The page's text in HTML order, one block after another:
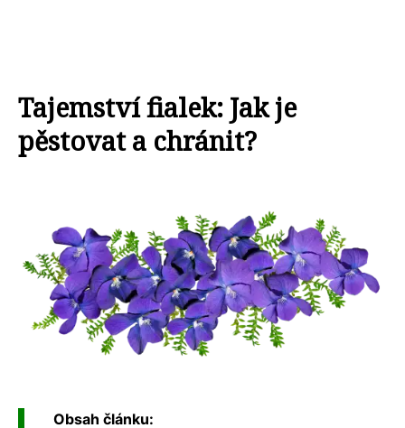
Tajemství fialek: Jak je
pěstovat a chránit?
Obsah článku: